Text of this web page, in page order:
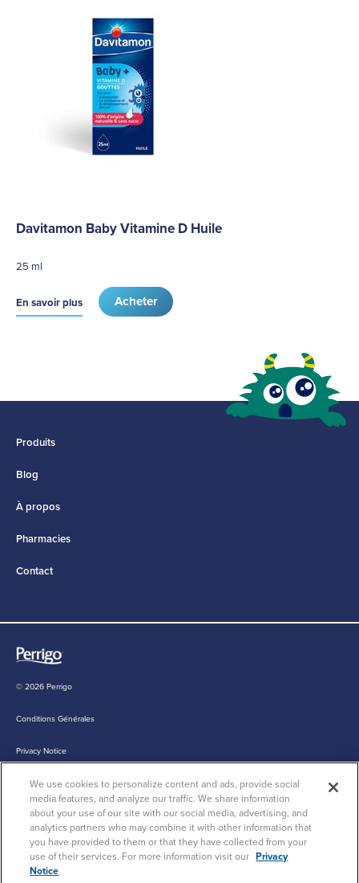
Davitamon Baby Vitamine D Huile
25 ml
Acheter
En savoir plus
Produits
Blog
À propos
Pharmacies
Contact
© 2026 Perrigo
Conditions Générales
Privacy Notice
Cookie Statement
Cookie List
We use cookies to personalize content and ads, provide social
media features, and analyze our traffic. We share information
about your use of our site with our social media, advertising, and
analytics partners who may combine it with other information that
you have provided to them or that they have collected from your
use of their services. For more information visit our
Privacy
Notice